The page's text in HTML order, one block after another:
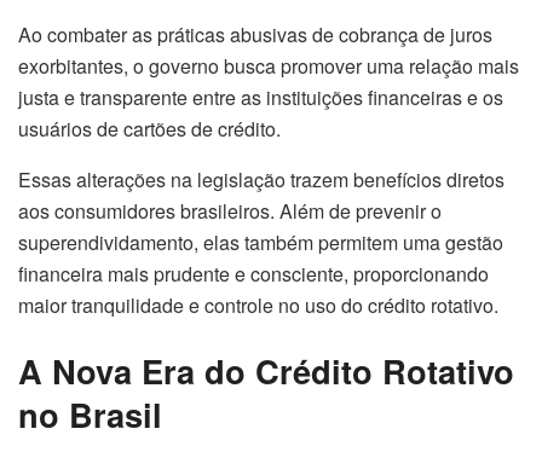
Ao combater as práticas abusivas de cobrança de juros
exorbitantes, o governo busca promover uma relação mais
justa e transparente entre as instituições financeiras e os
usuários de cartões de crédito.
Essas alterações na legislação trazem benefícios diretos
aos consumidores brasileiros. Além de prevenir o
superendividamento, elas também permitem uma gestão
financeira mais prudente e consciente, proporcionando
maior tranquilidade e controle no uso do crédito rotativo.
A Nova Era do Crédito Rotativo
no Brasil